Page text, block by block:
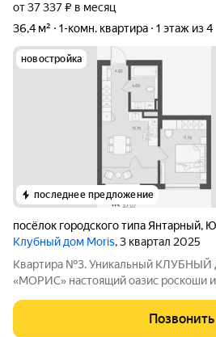
от 37 337 ₽ в месяц
36,4 м²
1-комн. квартира 1 этаж из 4
новостройка
последнее предложение
посёлок городского типа Янтарный,
Клубный дом Moris, 3 квартал 2025
Квартира №3. Уникальный
«МОРИС» настоящий оазис роскоши и комфорта,
пляжами, на берегу Балтийского
Это место, где сливаются воедино
Позвонить